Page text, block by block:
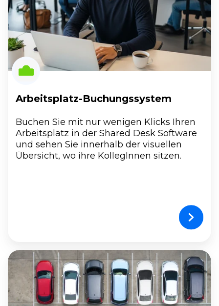
Arbeitsplatz-Buchungssystem
Buchen Sie mit nur wenigen Klicks Ihren
Arbeitsplatz in der Shared Desk Software
und sehen Sie innerhalb der visuellen
Übersicht, wo ihre KollegInnen sitzen.
Parkplatz
Management